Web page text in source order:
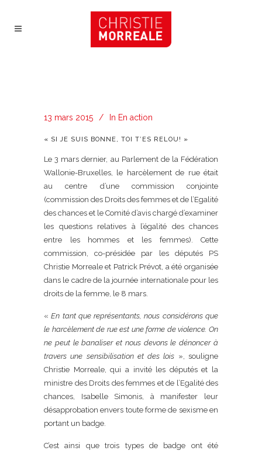
13 mars 2015 In En action
« SI JE SUIS BONNE, TOI T’ES RELOU! »
Le 3 mars dernier, au Parlement de la Fédération
Wallonie-Bruxelles, le harcèlement de rue était
au centre d’une commission conjointe
(commission des Droits des femmes et de l’Egalité
des chances et le Comité d’avis chargé d’examiner
les questions relatives à l’égalité des chances
entre les hommes et les femmes). Cette
commission, co-présidée par les députés PS
Christie Morreale et Patrick Prévot, a été organisée
dans le cadre de la journée internationale pour les
droits de la femme, le 8 mars.
«En tant que représentants, nous considérons que
le harcèlement de rue est une forme de violence. On
ne peut le banaliser et nous devons le dénoncer à
travers une sensibilisation et des lois », souligne
Christie Morreale, qui a invité les députés et la
ministre des Droits des femmes et de l’Egalité des
chances, Isabelle Simonis, à manifester leur
désapprobation envers toute forme de sexisme en
portant un badge.
C’est ainsi que trois types de badge ont été